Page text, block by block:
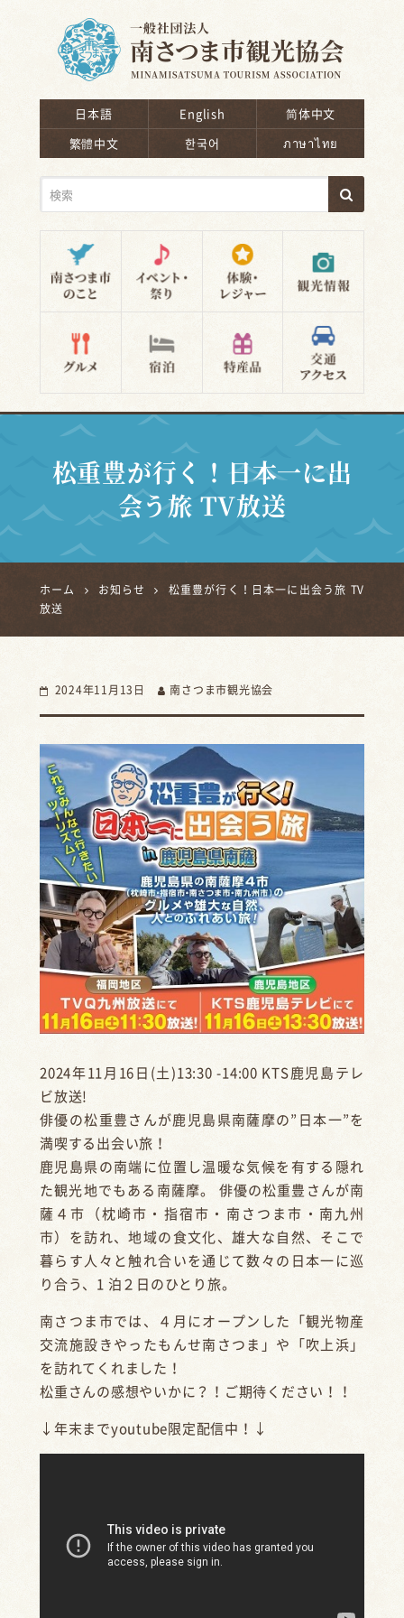
日本語 English
简体中文
繁體中文
한국어 ภาษาไทย
松重豊が行く！日本一に出
会う旅 TV放送
ホーム お知らせ
松重豊が行く！日本一に出会う旅 TV
放送
2024年11月13日 南さつま市観光協会
2024年11月16日(土)13:30 -14:00 KTS鹿児島テレ
ビ放送!
俳優の松重豊さんが鹿児島県南薩摩の”日本一”を
満喫する出会い旅！
鹿児島県の南端に位置し温暖な気候を有する隠れ
た観光地でもある南薩摩。 俳優の松重豊 さんが南
薩４市（枕崎市・指宿市・南さつま市・南九州
市）を訪れ、地域の食文化、雄大な自然、そこで
暮らす人々と触れ合いを通じて数々の日本一に巡
り合う、1 泊２日のひとり旅。
南さつま市では、４月にオープンした「観光物産
交流施設きやったもんせ南さつま」や「吹上浜」
を訪れてくれました！
松重さんの感想やいかに？！ご期待ください！！
↓年末までyoutube限定配信中！↓